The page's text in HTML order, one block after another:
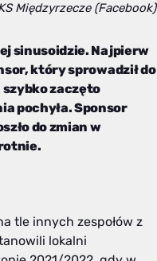
Międzyrzecze (Facebook)
sinusoidzie. Najpierw
który sprowadził do
szybko zaczęto
pochyła. Sponsor
do zmian w
tle innych zespołów z
lokalni